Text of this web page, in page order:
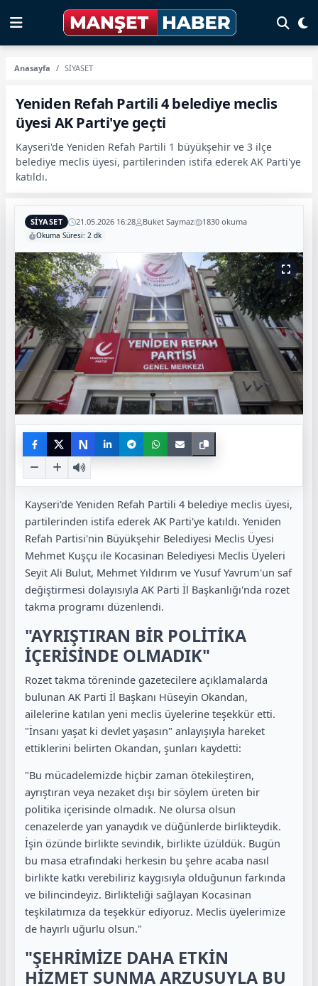
Anasayfa SİYASET
Yeniden Refah Partili 4 belediye meclis
üyesi AK Parti'ye geçti
Kayseri'de Yeniden Refah Partili 1 büyükşehir ve 3 ilçe
belediye meclis üyesi, partilerinden istifa ederek AK Parti'ye
katıldı.
SİYASET 21.05.2026 16:28 Buket Saymaz 1830 okuma
Okuma Süresi: 2 dk
N
Kayseri'de Yeniden Refah Partili 4 belediye meclis üyesi,
partilerinden istifa ederek AK Parti'ye katıldı. Yeniden
Refah Partisi'nin Büyükşehir Belediyesi Meclis Üyesi
Mehmet Kuşçu ile Kocasinan Belediyesi Meclis Üyeleri
Seyit Ali Bulut, Mehmet Yıldırım ve Yusuf Yavrum'un saf
değiştirmesi dolayısıyla AK Parti İl Başkanlığı'nda rozet
takma programı düzenlendi.
"AYRIŞTIRAN BİR POLİTİKA
İÇERİSİNDE OLMADIK"
Rozet takma töreninde gazetecilere açıklamalarda
bulunan AK Parti İl Başkanı Hüseyin Okandan,
ailelerine katılan yeni meclis üyelerine teşekkür etti.
"İnsanı yaşat ki devlet yaşasın" anlayışıyla hareket
ettiklerini belirten Okandan, şunları kaydetti:
"Bu mücadelemizde hiçbir zaman ötekileştiren,
ayrıştıran veya nezaket dışı bir söylem üreten bir
politika içerisinde olmadık. Ne olursa olsun
cenazelerde yan yanaydık ve düğünlerde birlikteydik.
İşin özünde birlikte sevindik, birlikte üzüldük. Bugün
bu masa etrafındaki herkesin bu şehre acaba nasıl
birlikte katkı verebiliriz kaygısıyla olduğunun farkında
ve bilincindeyiz. Birlikteliği sağlayan Kocasinan
teşkilatımıza da teşekkür ediyoruz. Meclis üyelerimize
de hayırlı uğurlu olsun."
"ŞEHRİMİZE DAHA ETKİN
HİZMET SUNMA ARZUSUYLA BU